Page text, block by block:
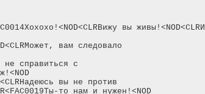
вы живы!<NOD<CLRИ
вам следовало
не справиться с
вы не против
то нам и нужен!<NOD